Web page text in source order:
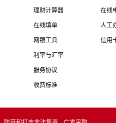
理财计算器
在线填单
网银工具
利率与汇率
服务协议
收费标准
在线
人工
信用